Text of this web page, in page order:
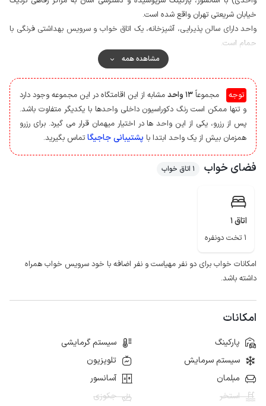
خیابان شریعتی تهران واقع شده است.
واحد دارای سالن پذیرایی، آشپزخانه، یک اتاق خواب و سرویس بهداشتی فرنگی با
حمام است.
ساختمان دارای پارکینگ اختصاصی است و هر واحد می تواند تا یک خودرو در این
به جهت حفظ امنیت بیشتر، کلیه فضای عمومی ساختمان مجهز به دوربین
مداربسته می باشد و واحد نگهبانی به صورت 24 ساعته در اقامتگاه مستقر است.
میهمانان گرامی با حدود 5 دقیقه پیاده‌روی به سوپرمارکت و نانوایی دسترسی
خواهند داشت، همچنین بیمارستان دکتر مفید و ایستگاه مترو شریعتی در فاصله
حدود یک کیلومتری قرار دارند.
کیفیت پوشش شبکه تلفن همراه برای دو اپراتور همراه اول و ایرانسل در مکالمه
عالی و دسترسی به اینترنت به صورت 4g است.
استفاده برای مهمانان می باشد.
واحد فاقد سرویس بهداشتی ایرانی است.
مشاهده همه
توجه مجموعاً 13 واحد
مشابه از این اقامتگاه در این مجموعه وجود دارد
و تنها ممکن است رنگ دکوراسیون داخلی واحدها با یکدیگر متفاوت باشد.
پس از رزرو، یکی از این واحد ها در اختیار میهمان قرار می گیرد. برای رزرو
همزمان بیش از یک واحد ابتدا با پشتیبانی جاجیگا تماس بگیرید.
فضای خواب 1 اتاق خواب
اتاق 1
1 تخت دونفره
امکانات خواب برای دو نفر مهیاست و نفر اضافه با خود سرویس خواب همراه
داشته باشد.
امکانات
پارکینگ
سیستم گرمایشی
سیستم سرمایش
تلویزیون
مبلمان
آسانسور
استخر
جکوزی